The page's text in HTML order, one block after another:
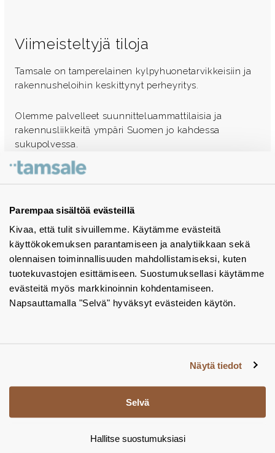
Parempaa sisältöä evästeillä
Kivaa, että tulit sivuillemme. Käytämme evästeitä
käyttökokemuksen parantamiseen ja analytiikkaan sekä
olennaisen toiminnallisuuden mahdollistamiseksi, kuten
tuotekuvastojen esittämiseen. Suostumuksellasi käytämme
evästeitä myös markkinoinnin kohdentamiseen.
Napsauttamalla "Selvä" hyväksyt evästeiden käytön.
Näytä tiedot
Selvä
Hallitse suostumuksiasi
Viimeisteltyjä tiloja
Tamsale on tamperelainen kylpyhuonetarvikkeisiin ja
rakennusheloihin keskittynyt perheyritys.
Olemme palvelleet suunnitteluammattilaisia ja
rakennusliikkeitä ympäri Suomen jo kahdessa
sukupolvessa.
Ota yhteyttä - autamme mielellämme
Tuotekuvastot
Instagram
BIM-objektit
Yhteystiedot
Tiedotteet